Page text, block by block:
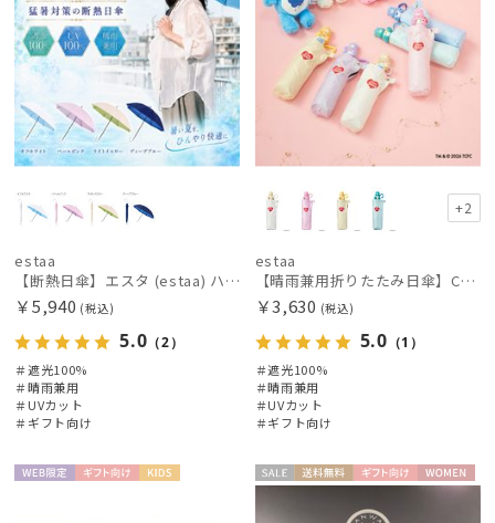
estaa
【断熱日傘】エスタ (estaa) ハニカム断熱パラソル グラデーション 晴雨兼用 遮光100 UV100
￥5,940 (税込)
5.0 （2）
＃遮光100%
＃晴雨兼用
＃UVカット
＃ギフト向け
+2
estaa
【晴雨兼用折りたたみ日傘】CareBearsTM（ケアベアTM）折りたたみ日傘 UV100% 遮光100%
￥3,630 (税込)
5.0 （1）
＃遮光100%
＃晴雨兼用
＃UVカット
＃ギフト向け
セー
ル
送料無 ギフト
向け
WOME